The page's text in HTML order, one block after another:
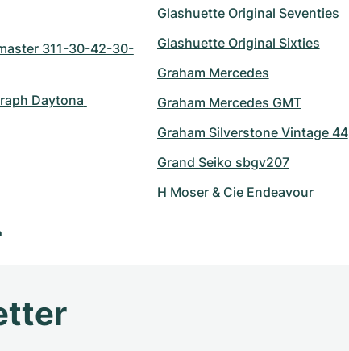
311-30-42-30-
Daytona
Glashuette Original Seventies
Glashuette Original Sixties
Graham Mercedes
Graham Mercedes GMT
Graham Silverstone Vintage 44
Grand Seiko sbgv207
H Moser & Cie Endeavour